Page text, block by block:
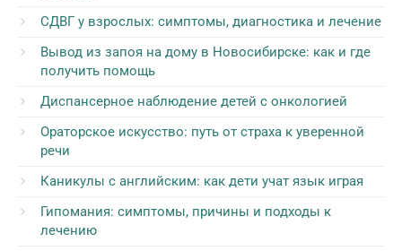
СДВГ у взрослых: симптомы, диагностика и лечение
Вывод из запоя на дому в Новосибирске: как и где
получить помощь
Диспансерное наблюдение детей с онкологией
Ораторское искусство: путь от страха к уверенной
речи
Каникулы с английским: как дети учат язык играя
Гипомания: симптомы, причины и подходы к
лечению